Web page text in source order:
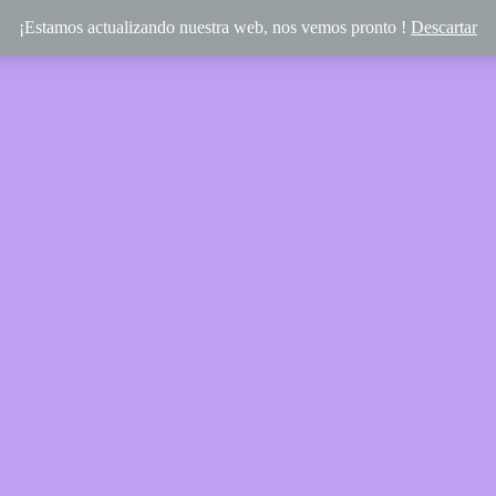
¡Estamos actualizando nuestra web, nos vemos pronto ! Descartar